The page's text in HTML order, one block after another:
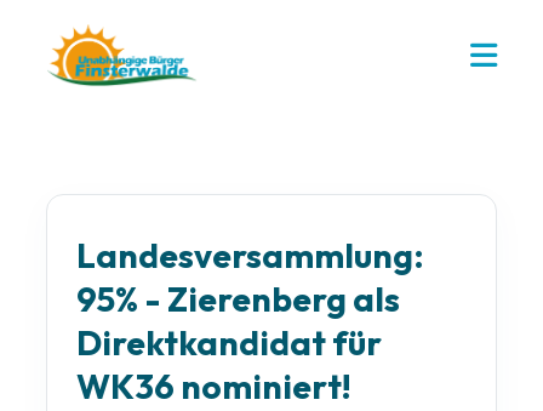
Landesversammlung:
95% - Zierenberg als
Direktkandidat für
WK36 nominiert!